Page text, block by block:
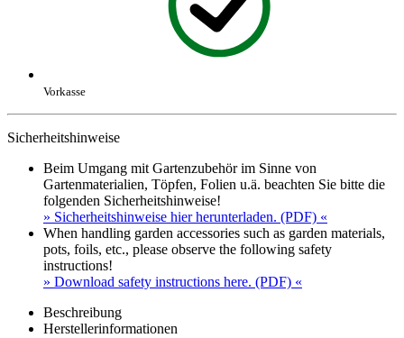
Vorkasse
Sicherheitshinweise
Beim Umgang mit Gartenzubehör im Sinne von
Gartenmaterialien, Töpfen, Folien u.ä. beachten Sie bitte die
folgenden Sicherheitshinweise!
» Sicherheitshinweise hier herunterladen. (PDF) «
When handling garden accessories such as garden materials,
pots, foils, etc., please observe the following safety
instructions!
» Download safety instructions here. (PDF) «
Beschreibung
Herstellerinformationen